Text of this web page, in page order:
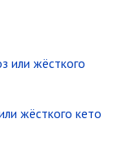
жёсткого кето